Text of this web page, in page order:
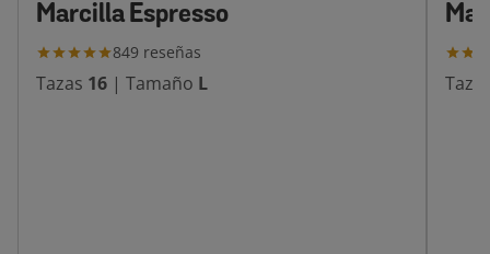
Marcilla Espresso
849 reseñas
Tazas 16 | Tamaño L